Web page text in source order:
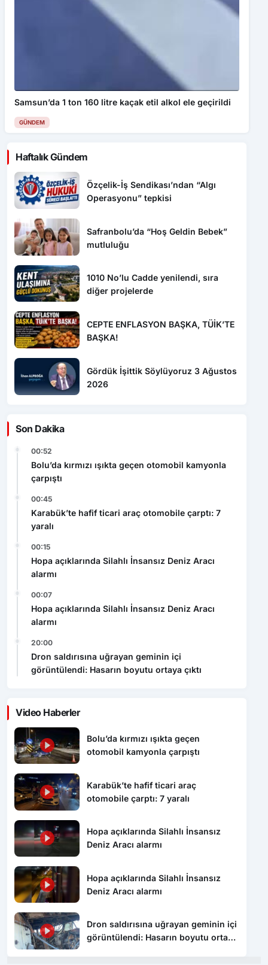
Samsun’da 1 ton 160 litre kaçak etil alkol ele geçirildi
GÜNDEM
Haftalık Gündem
Özçelik-İş Sendikası’ndan “Algı
Operasyonu” tepkisi
Safranbolu’da “Hoş Geldin Bebek”
mutluluğu
1010 No’lu Cadde yenilendi, sıra
diğer projelerde
CEPTE ENFLASYON BAŞKA, TÜİK’TE
BAŞKA!
Gördük İşittik Söylüyoruz 3 Ağustos
2026
Son Dakika
00:52
Bolu’da kırmızı ışıkta geçen otomobil kamyonla
çarpıştı
00:45
Karabük’te hafif ticari araç otomobile çarptı: 7
yaralı
00:15
Hopa açıklarında Silahlı İnsansız Deniz Aracı
alarmı
00:07
Hopa açıklarında Silahlı İnsansız Deniz Aracı
alarmı
20:00
Dron saldırısına uğrayan geminin içi
görüntülendi: Hasarın boyutu ortaya çıktı
Video Haberler
Bolu’da kırmızı ışıkta geçen
otomobil kamyonla çarpıştı
Karabük’te hafif ticari araç
otomobile çarptı: 7 yaralı
Hopa açıklarında Silahlı İnsansız
Deniz Aracı alarmı
Hopa açıklarında Silahlı İnsansız
Deniz Aracı alarmı
Dron saldırısına uğrayan geminin içi
görüntülendi: Hasarın boyutu ortaya